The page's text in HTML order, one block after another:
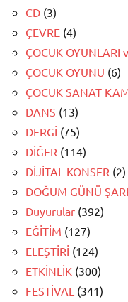
CD (3)
ÇEVRE (4)
ÇOCUK OYUNLARI
ÇOCUK OYUNU (6)
ÇOCUK SANAT
DANS (13)
DERGİ (75)
DİĞER (114)
DİJİTAL KONSER (2)
DOĞUM GÜNÜ
Duyurular (392)
EĞİTİM (127)
ELEŞTİRİ (124)
ETKİNLİK (300)
FESTİVAL (341)